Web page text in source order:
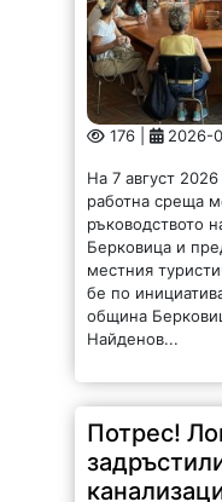
176 | 2026-
На 7 август
работна среща
ръководството
Берковица и
местния
бе по
община
Найденов...
Потрес!